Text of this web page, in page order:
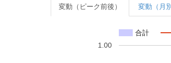
変動（ピーク前後） 変動（月別
合計
1.00